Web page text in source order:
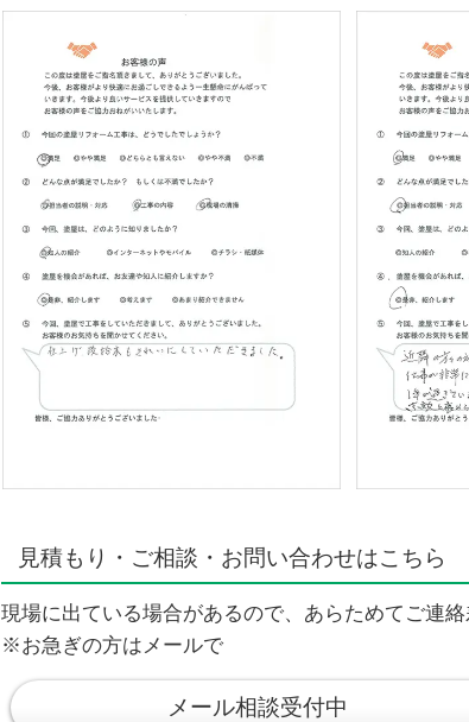
見積もり・ご相談・お問い合わせはこちら
現場に出ている場合があるので、あらためてご連絡
※お急ぎの方はメールで
メール相談受付中